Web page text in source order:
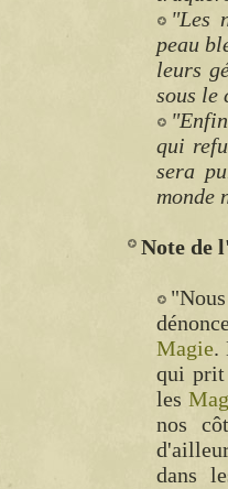
"Les
peau
leurs
sous le
qui
sera
monde
Note de
Magie.
qui
les
nos
dans